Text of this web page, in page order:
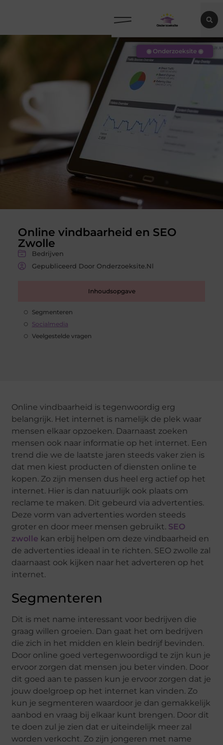
Online vindbaarheid en SEO
Zwolle
Bedrijven
Gepubliceerd Door Onderzoeksite.nl
Inhoudsopgave
Segmenteren
Socialmedia
Veelgestelde vragen
◉ Onderzoeksite ◉
Online vindbaarheid is tegenwoordig erg
belangrijk. Het internet is namelijk de plek waar
mensen elkaar opzoeken. Daarnaast zoeken
mensen ook naar informatie op het internet. Een
trend die we de laatste jaren steeds vaker zien is
dat men kiest producten of diensten online te
kopen. Zo zijn mensen dus heel erg actief op het
internet. Hier is dan natuurlijk ook plaats om
reclame te maken. Dit gebeurd via advertenties.
Deze vorm van advertenties worden steeds
groter en door meer mensen gebruikt. SEO
zwolle kan erbij helpen om deze vindbaarheid en
de advertenties ideaal in te richten. SEO zwolle zal
daarnaast ook kijken naar het adverteren op het
internet.
Segmenteren
Dit is met name interessant voor bedrijven die
graag willen groeien. Dan gaat het om bedrijven
die zich in het midden en klein bedrijf bevinden.
Door online goed vertegenwoordigd te zijn kun je
ervoor zorgen dat mensen jou beter vinden. Door
dit goed aan te passen kun je ervoor zorgen dat je
jouw doelgroep op het internet kan vinden. Zo
kun je segmenteren waardoor je dan gemakkelijk
aanbod en vraag bij elkaar kunt brengen. Door dit
te doen zul je zien dat er uiteindelijk meer zal
worden verkocht. Zo zijn jongeren met name